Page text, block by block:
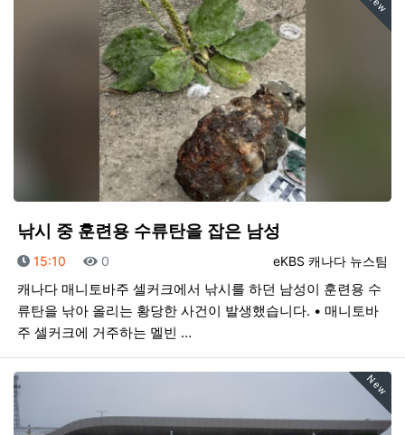
낚시 중 훈련용 수류탄을 잡은 남성
등록자
eKBS 캐나다 뉴스팀
등록일
15:10 조회
0
캐나다 매니토바주 셀커크에서 낚시를 하던 남성이 훈련용 수
류탄을 낚아 올리는 황당한 사건이 발생했습니다. • 매니토바
주 셀커크에 거주하는 멜빈 …
New